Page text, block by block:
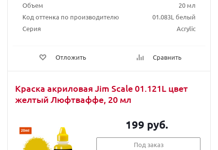
Объем
20 мл
Код оттенка по производителю
01.083L белый
Серия
Acrylic
Отложить Сравнить
Краска акриловая Jim Scale 01.121L цвет
желтый Люфтваффе, 20 мл
199 руб.
Под заказ